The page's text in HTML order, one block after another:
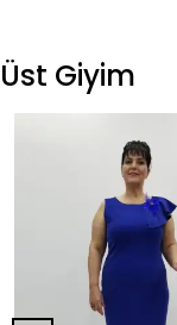
Üst Giyim